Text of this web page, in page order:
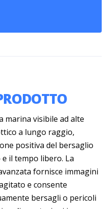
marina visibile ad alte
a lungo raggio,
positiva del bersaglio
il tempo libero. La
fornisce immagini
e consente
bersagli o pericoli